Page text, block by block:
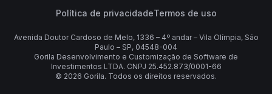
Política de privacidadeTermos de uso
Avenida Doutor Cardoso de Melo, 1336 – 4º andar – Vila Olímpia, São
Paulo – SP, 04548-004
Gorila Desenvolvimento e Customização de Software de
Investimentos LTDA. CNPJ 25.452.873/0001-66
© 2026 Gorila. Todos os direitos reservados.